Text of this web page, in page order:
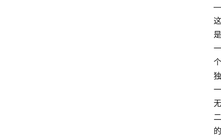
—
这
是
一
个
独
一
无
二
的